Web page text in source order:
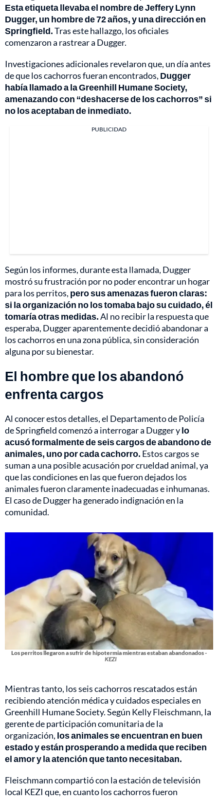
Esta etiqueta llevaba el nombre de Jeffery Lynn
Dugger, un hombre de 72 años, y una dirección en
Springfield.Tras este hallazgo, los oficiales
comenzaron a rastrear a Dugger.
Investigaciones adicionales revelaron que, un día antes
de que los cachorros fueran encontrados, Dugger
había llamado a la Greenhill Humane Society,
amenazando con “deshacerse de los cachorros” si
no los aceptaban de inmediato.
PUBLICIDAD
Según los informes, durante esta llamada, Dugger
mostró su frustración por no poder encontrar un hogar
para los perritos, pero sus amenazas fueron claras:
si la organización no los tomaba bajo su cuidado, él
tomaría otras medidas.Al no recibir la respuesta que
esperaba, Dugger aparentemente decidió abandonar a
los cachorros en una zona pública, sin consideración
alguna por su bienestar.
El hombre que los abandonó
enfrenta cargos
Al conocer estos detalles, el Departamento de Policía
de Springfield comenzó a interrogar a Dugger ylo
acusó formalmente de seis cargos de abandono de
animales, uno por cada cachorro. Estos cargos se
suman a una posible acusación por crueldad animal, ya
que las condiciones en las que fueron dejados los
animales fueron claramente inadecuadas e inhumanas.
El caso de Dugger ha generado indignación en la
comunidad.
Los perritos llegaron a sufrir de hipotermia mientras estaban abandonados -
KEZI
Mientras tanto, los seis cachorros rescatados están
recibiendo atención médica y cuidados especiales en
Greenhill Humane Society. Según Kelly Fleischmann, la
gerente de participación comunitaria de la
organización, los animales se encuentran en buen
estado y están prosperando a medida que reciben
el amor y la atención que tanto necesitaban.
Fleischmann compartió con la estación de televisión
local KEZI que, en cuanto los cachorros fueron